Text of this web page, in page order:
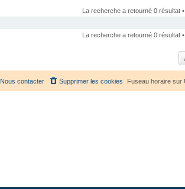
La recherche a retourné 0 résultat
La recherche a retourné 0 résultat
Fuseau horaire sur
Supprimer les cookies
Nous contacter